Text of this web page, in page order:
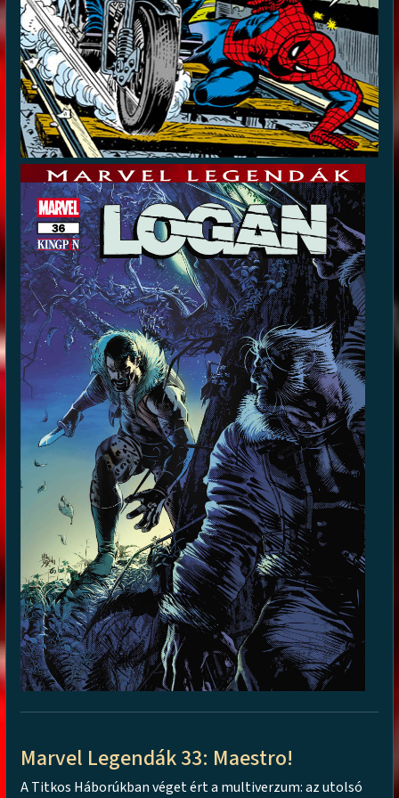
Marvel Legendák 33: Maestro!
A Titkos Háborúkban véget ért a multiverzum: az utolsó